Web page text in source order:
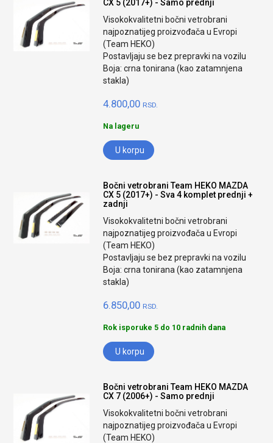
CX 5 (2017+) - Samo prednji
Visokokvalitetni bočni vetrobrani
najpoznatijeg proizvođača u Evropi
(Team HEKO)
Postavljaju se bez prepravki na vozilu
Boja: crna tonirana (kao zatamnjena
stakla)
4.800,00 RSD.
Na lageru
U korpu
Bočni vetrobrani Team HEKO MAZDA
CX 5 (2017+) - Sva 4 komplet prednji +
zadnji
Visokokvalitetni bočni vetrobrani
najpoznatijeg proizvođača u Evropi
(Team HEKO)
Postavljaju se bez prepravki na vozilu
Boja: crna tonirana (kao zatamnjena
stakla)
6.850,00 RSD.
Rok isporuke 5 do 10 radnih dana
U korpu
Bočni vetrobrani Team HEKO MAZDA
CX 7 (2006+) - Samo prednji
Visokokvalitetni bočni vetrobrani
najpoznatijeg proizvođača u Evropi
(Team HEKO)